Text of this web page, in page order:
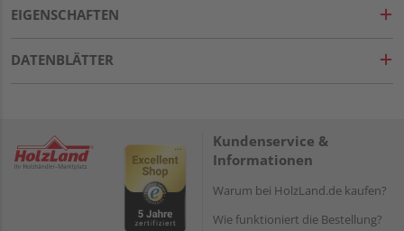
EIGENSCHAFTEN
DATENBLÄTTER
Kundenservice &
Informationen
Warum bei HolzLand.de kaufen?
Wie funktioniert die Bestellung?